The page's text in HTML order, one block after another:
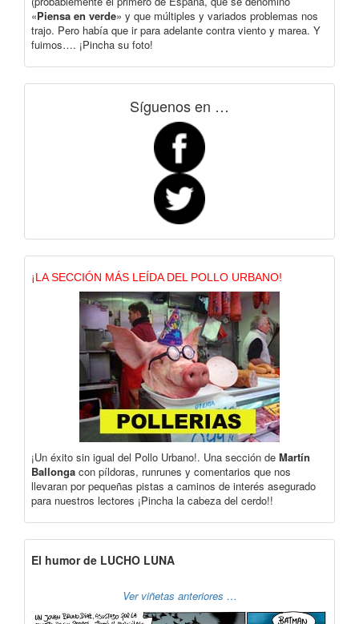
«Piensa en verde» y que múltiples y variados problemas nos
trajo. Pero había que ir para adelante contra viento y marea. Y
fuimos…. ¡Pincha su foto!
Síguenos en …
¡LA SECCIÓN MÁS LEÍDA DEL POLLO URBANO!
¡Un éxito sin igual del Pollo Urbano!. Una sección de Martín
Ballonga con píldoras, runrunes y comentarios que nos
llevaran por pequeñas pistas a caminos de interés asegurado
para nuestros lectores ¡Pincha la cabeza del cerdo!!
El humor de LUCHO LUNA
Ver viñetas anteriores …